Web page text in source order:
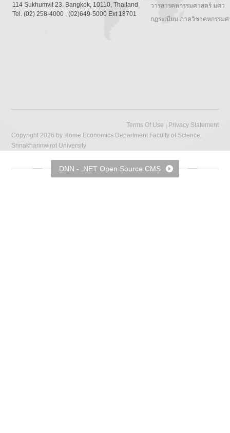
114 Sukhumvit 23, Bangkok, 10110, Thailand
Tel. (02) 258-4000 , (02)649-5000 Ext 18701
วารสารคหกรรมศาสตร์ มศว
กฏระเบียบ ภาควิชาคหกรรม
Terms Of Use
Privacy Statement
Copyright 2026 by Home Economics Department Faculty of Science,
Srinakharinwirot University
DNN - .NET Open Source CMS